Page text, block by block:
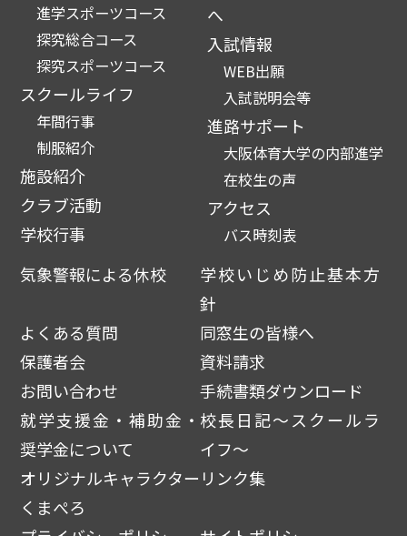
進学スポーツコース
探究総合コース
探究スポーツコース
スクールライフ
年間行事
制服紹介
施設紹介
クラブ活動
学校行事
へ
入試情報
WEB出願
入試説明会等
進路サポート
大阪体育大学の内部進学
在校生の声
アクセス
バス時刻表
気象警報による休校
学校いじめ防止基本方
針
よくある質問
同窓生の皆様へ
保護者会
資料請求
お問い合わせ
手続書類ダウンロード
就学支援金・補助金・
奨学金について
校長日記～スクールラ
イフ～
オリジナルキャラクター
くまぺろ
リンク集